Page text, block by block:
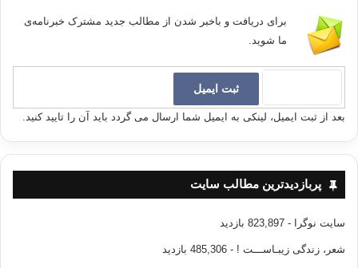
برای دریافت و باخبر شدن از مطالب جدید مشترک خبرنامه‌ی
ما شوید.
بعد از ثبت ایمیل، لینکی به ایمیل شما ارسال می گردد باید آن را تایید کنید.
پربازدیدترین مطالب سایت
سایت نوگرا - 823,897 بازدید
شعر، زندگی زیبـاســـت ! - 485,306 بازدید